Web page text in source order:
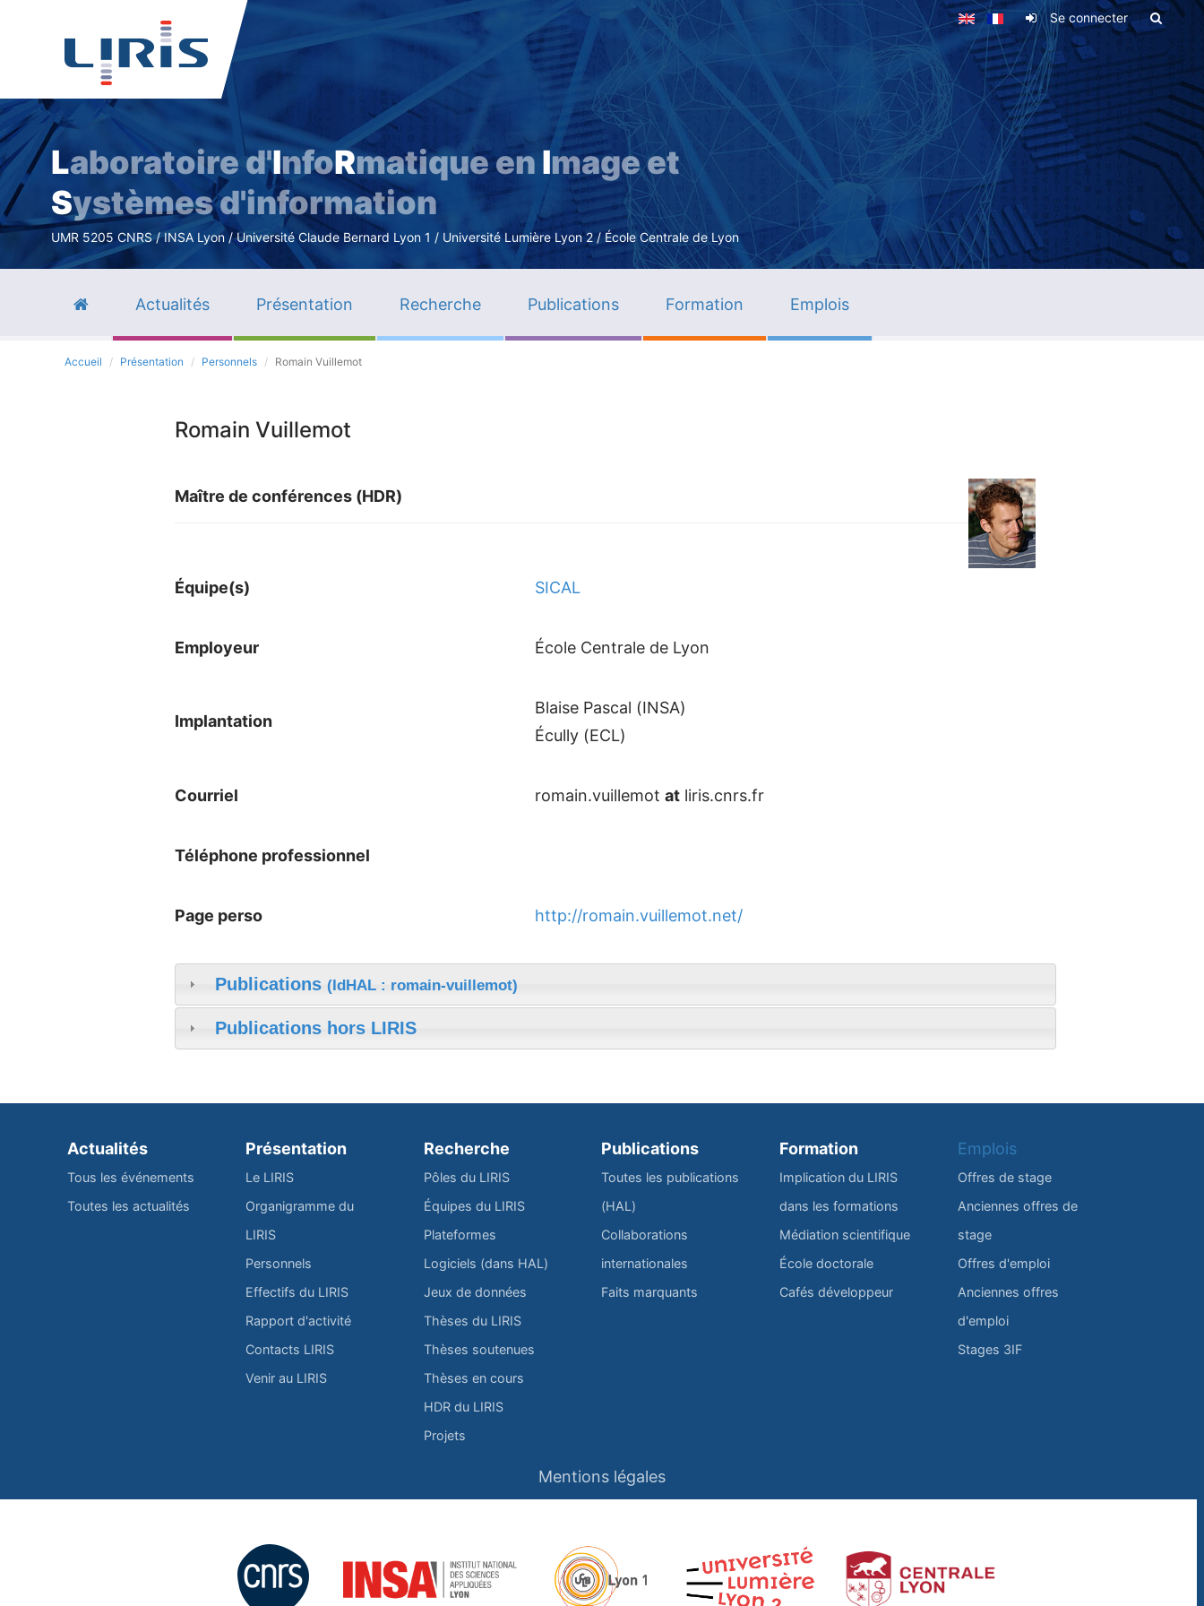
Aller
contenu
principal
Se connecter
Laboratoire d'InfoRmatique en Image et
Systèmes d'information
UMR 5205 CNRS / INSA Lyon / Université Claude Bernard Lyon 1 / Université Lumière Lyon 2 / École Centrale de Lyon
Actualités Présentation Recherche Publications Formation Emplois
Accueil Présentation Personnels Romain Vuillemot
Romain Vuillemot
Maître de conférences (HDR)
Équipe(s) SICAL
Employeur École Centrale de Lyon
Implantation
Blaise Pascal (INSA)
Écully (ECL)
Courriel romain.vuillemot at liris.cnrs.fr
Téléphone professionnel
Page perso http://romain.vuillemot.net/
Publications (IdHAL : romain-vuillemot)
Publications hors LIRIS
Actualités
Tous les événements
Toutes les actualités
Présentation
Le LIRIS
Organigramme du
LIRIS
Personnels
Effectifs du LIRIS
Rapport d'activité
Contacts LIRIS
Venir au LIRIS
Recherche
Pôles du LIRIS
Équipes du LIRIS
Plateformes
Logiciels (dans HAL)
Jeux de données
Thèses du LIRIS
Thèses soutenues
Thèses en cours
HDR du LIRIS
Projets
Publications
Toutes les publications
(HAL)
Collaborations
internationales
Faits marquants
Formation
Implication du LIRIS
dans les formations
Médiation scientifique
École doctorale
Cafés développeur
Emplois
Offres de stage
Anciennes offres de
stage
Offres d'emploi
Anciennes offres
d'emploi
Stages 3IF
Mentions légales